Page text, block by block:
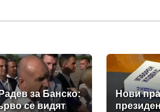
за Банско:
се видят
Нови